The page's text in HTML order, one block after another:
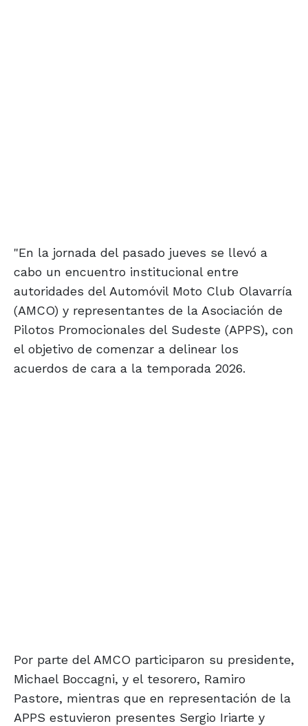
"En la jornada del pasado jueves se llevó a
cabo un encuentro institucional entre
autoridades del Automóvil Moto Club Olavarría
(AMCO) y representantes de la Asociación de
Pilotos Promocionales del Sudeste (APPS), con
el objetivo de comenzar a delinear los
acuerdos de cara a la temporada 2026.
Por parte del AMCO participaron su presidente,
Michael Boccagni, y el tesorero, Ramiro
Pastore, mientras que en representación de la
APPS estuvieron presentes Sergio Iriarte y